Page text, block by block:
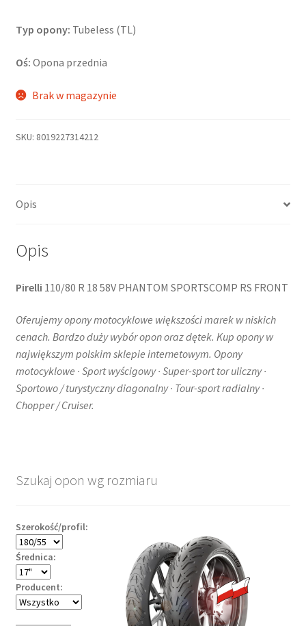
Typ opony: Tubeless (TL)
Oś: Opona przednia
Brak w magazynie
SKU: 8019227314212
Opis
Opis
Pirelli 110/80 R 18 58V PHANTOM SPORTSCOMP RS FRONT
Oferujemy opony motocyklowe większości marek w niskich
cenach. Bardzo duży wybór opon oraz dętek. Kup opony w
największym polskim sklepie internetowym. Opony
motocyklowe · Sport wyścigowy · Super-sport tor uliczny ·
Sportowo / turystyczny diagonalny · Tour-sport radialny ·
Chopper / Cruiser.
Szukaj opon wg rozmiaru
Szerokość/profil:
Średnica:
Producent: